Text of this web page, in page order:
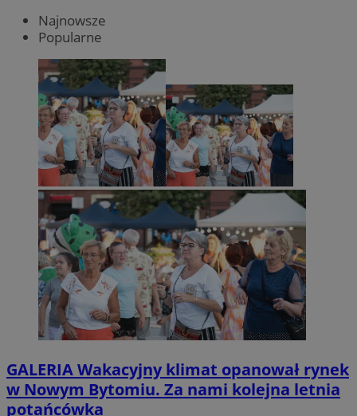
Najnowsze
Popularne
GALERIAWakacyjny klimat opanował rynek
w Nowym Bytomiu. Za nami kolejna letnia
potańcówka